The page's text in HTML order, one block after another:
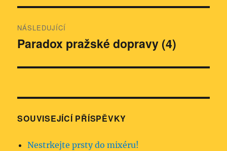
NÁSLEDUJÍCÍ
Následující
Paradox pražské dopravy (4)
SOUVISEJÍCÍ PŘÍSPĚVKY
Nestrkejte prsty do mixéru!